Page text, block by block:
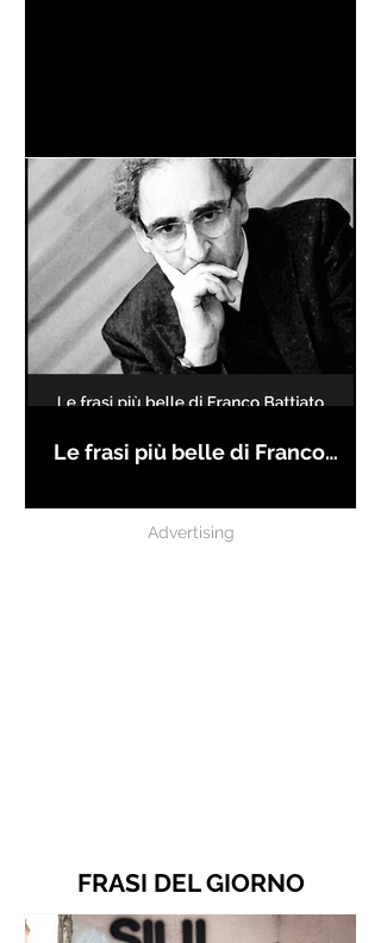
Le frasi più belle di Franco
Advertising
FRASI DEL GIORNO